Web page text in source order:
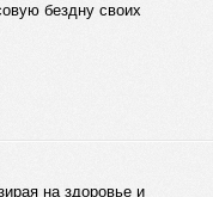
бездну своих
на здоровье и